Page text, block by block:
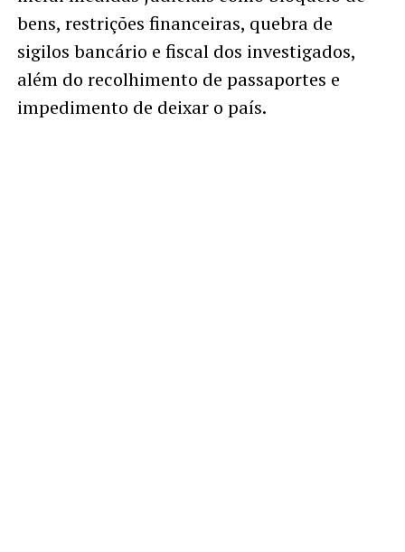
bens, restrições financeiras, quebra de
sigilos bancário e fiscal dos investigados,
além do recolhimento de passaportes e
impedimento de deixar o país.